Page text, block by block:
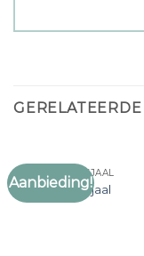
Aanbieding!
PARAJUMPER SJAAL
parajumper sjaal